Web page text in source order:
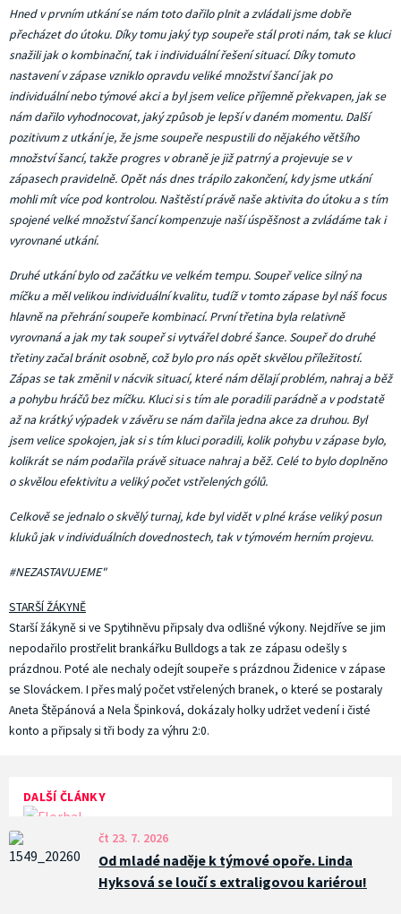
DALŠÍ ČLÁNKY
čt 23. 7. 2026
Od mladé naděje k týmové opoře. Linda
Hyksová se loučí s extraligovou kariérou!
Hned v prvním utkání se nám toto dařilo plnit a zvládali jsme dobře
přecházet do útoku. Díky tomu jaký typ soupeře stál proti nám, tak se kluci
snažili jak o kombinační, tak i individuální řešení situací. Díky tomuto
nastavení v zápase vzniklo opravdu veliké množství šancí jak po
individuální nebo týmové akci a byl jsem velice příjemně překvapen, jak se
nám dařilo vyhodnocovat, jaký způsob je lepší v daném momentu. Další
pozitivum z utkání je, že jsme soupeře nespustili do nějakého většího
množství šancí, takže progres v obraně je již patrný a projevuje se v
zápasech pravidelně. Opět nás dnes trápilo zakončení, kdy jsme utkání
mohli mít více pod kontrolou. Naštěstí právě naše aktivita do útoku a s tím
spojené velké množství šancí kompenzuje naší úspěšnost a zvládáme tak i
vyrovnané utkání.
Druhé utkání bylo od začátku ve velkém tempu. Soupeř velice silný na
míčku a měl velikou individuální kvalitu, tudíž v tomto zápase byl náš focus
hlavně na přehrání soupeře kombinací. První třetina byla relativně
vyrovnaná a jak my tak soupeř si vytvářel dobré šance. Soupeř do druhé
třetiny začal bránit osobně, což bylo pro nás opět skvělou příležitostí.
Zápas se tak změnil v nácvik situací, které nám dělají problém, nahraj a běž
a pohybu hráčů bez míčku. Kluci si s tím ale poradili parádně a v podstatě
až na krátký výpadek v závěru se nám dařila jedna akce za druhou. Byl
jsem velice spokojen, jak si s tím kluci poradili, kolik pohybu v zápase bylo,
kolikrát se nám podařila právě situace nahraj a běž. Celé to bylo doplněno
o skvělou efektivitu a veliký počet vstřelených gólů.
Celkově se jednalo o skvělý turnaj, kde byl vidět v plné kráse veliký posun
kluků jak v individuálních dovednostech, tak v týmovém herním projevu.
#NEZASTAVUJEME"
STARŠÍ ŽÁKYNĚ
Starší žákyně si ve Spytihněvu připsaly dva odlišné výkony. Nejdříve se jim
nepodařilo prostřelit brankářku Bulldogs a tak ze zápasu odešly s
prázdnou. Poté ale nechaly odejít soupeře s prázdnou Židenice v zápase
se Slováckem. I přes malý počet vstřelených branek, o které se postaraly
Aneta Štěpánová a Nela Špinková, dokázaly holky udržet vedení i čisté
konto a připsaly si tři body za výhru 2:0.